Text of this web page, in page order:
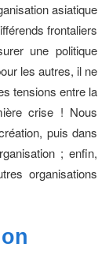
asiatique
frontaliers
une politique
les autres, il ne
tensions entre la
crise ! Nous
puis dans
; enfin,
organisations